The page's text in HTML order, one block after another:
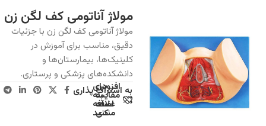
مولاژ آناتومی کف لگن زن
مولاژ آناتومی کف لگن زن با جزئیات
دقیق، مناسب برای آموزش در
کلینیک‌ها، بیمارستان‌ها و
دانشکده‌های پزشکی و پرستاری.
برای
مقایسه
اضافه
کنید
افزودن
به
علاقه
مندی
به اشتراک پذاری